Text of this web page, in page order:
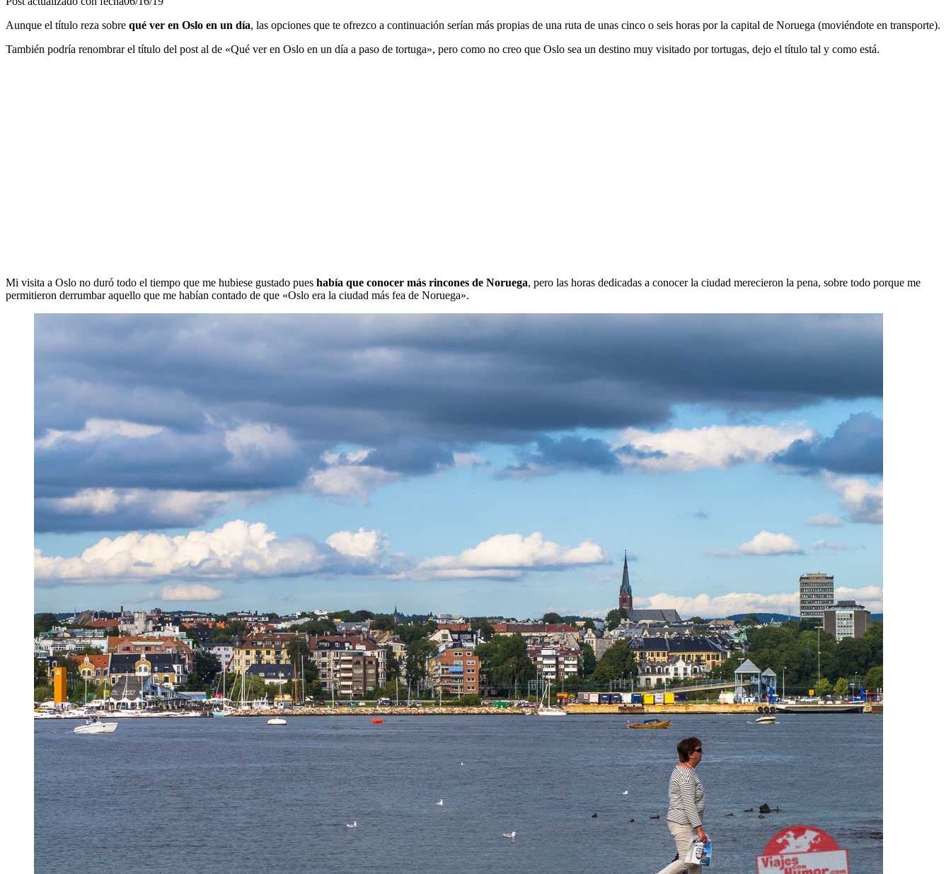
Aunque el título reza sobre qué ver en Oslo en un día, las opciones que te ofrezco a continuación serían más propias de una ruta de unas cinco o seis horas por la capital de Noruega (moviéndote en transporte).
También podría renombrar el título del post al de «Qué ver en Oslo en un día a paso de tortuga», pero como no creo que Oslo sea un destino muy visitado por tortugas, dejo el título tal y como está.
Mi visita a Oslo no duró todo el tiempo que me hubiese gustado pues había que conocer más rincones de Noruega, pero las horas dedicadas a conocer la ciudad merecieron la pena, sobre todo porque me
permitieron derrumbar aquello que me habían contado de que «Oslo era la ciudad más fea de Noruega».